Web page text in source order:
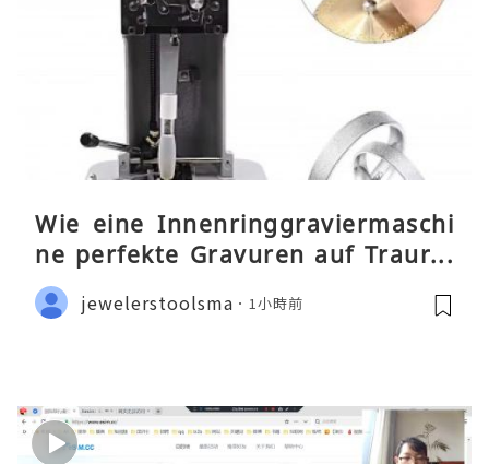
Wie eine Innenringgraviermaschi
ne perfekte Gravuren auf Traurin
gen ermöglicht
jewelerstoolsma 1小時前